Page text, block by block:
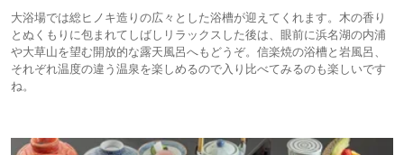
大浴場では総ヒノキ造りの広々とした浴槽が迎えてくれます。木の香り
とぬくもりに包まれてしばしリラックスした後は、眼前に浜名湖の内浦
や大草山を望む開放的な露天風呂へもどうぞ。信楽焼の浴槽と岩風呂、
それぞれ温度の違う温泉を楽しめるので入り比べてみるのも楽しいです
ね。